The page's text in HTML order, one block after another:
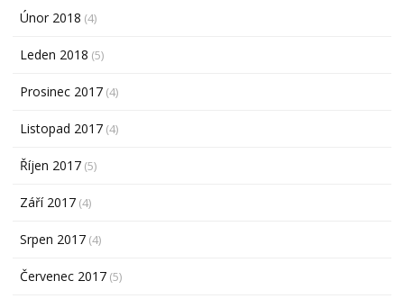
Únor 2018 (4)
Leden 2018 (5)
Prosinec 2017 (4)
Listopad 2017 (4)
Říjen 2017 (5)
Září 2017 (4)
Srpen 2017 (4)
Červenec 2017 (5)